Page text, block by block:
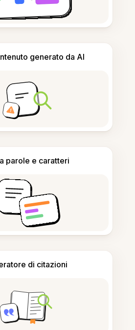
generato da AI
parole e caratteri
di citazioni